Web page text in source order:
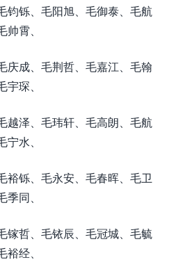
钧铄、毛阳旭、毛御泰、毛航
霄、
庆成、毛荆哲、毛嘉江、毛翰
琛、
越泽、毛玮轩、毛高朗、毛航
水、
裕铄、毛永安、毛春晖、毛卫
同、
镓哲、毛铱辰、毛冠城、毛毓
经、